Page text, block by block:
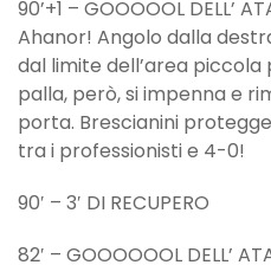
90’+1 – GOOOOOL DELL’
Ahanor! Angolo dalla
dal limite dell’area piccola
palla, però, si impenna e
porta. Brescianini
tra i professionisti e 4-0!
90′ – 3′ DI RECUPERO
82′ – GOOOOOOL DELL’